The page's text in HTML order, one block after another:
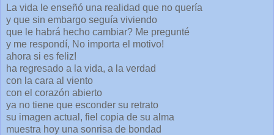
La vida le enseñó una realidad que no quería
y que sin embargo seguía viviendo
que le habrá hecho cambiar? Me pregunté
y me respondí, No importa el motivo!
ahora si es feliz!
ha regresado a la vida, a la verdad
con la cara al viento
con el corazón abierto
ya no tiene que esconder su retrato
su imagen actual, fiel copia de su alma
muestra hoy una sonrisa de bondad